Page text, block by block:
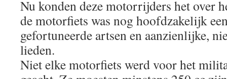
Nu konden deze motorrijders het over
de motorfiets was nog hoofdzakelijk
gefortuneerde artsen en aanzienlijke,
lieden.
Niet elke motorfiets werd voor het